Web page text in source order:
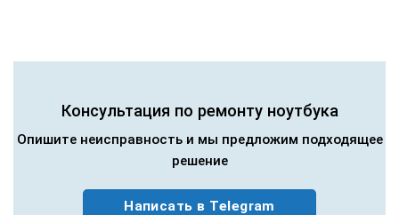
Консультация по ремонту ноутбука
Опишите неисправность и мы предложим подходящее
решение
Написать в Telegram